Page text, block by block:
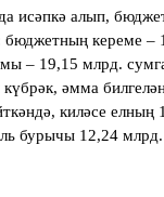
исәпкә алып,
бюджетның кереме –
– 19,15 млрд.
әмма
киләсе елның
бурычы 12,24